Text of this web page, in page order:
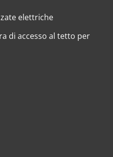
elettriche
di accesso al tetto per